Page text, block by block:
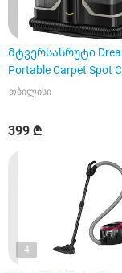
Მტვერსასრუტი
Portable Carpet Spot
თბილისი
399 ₾
4